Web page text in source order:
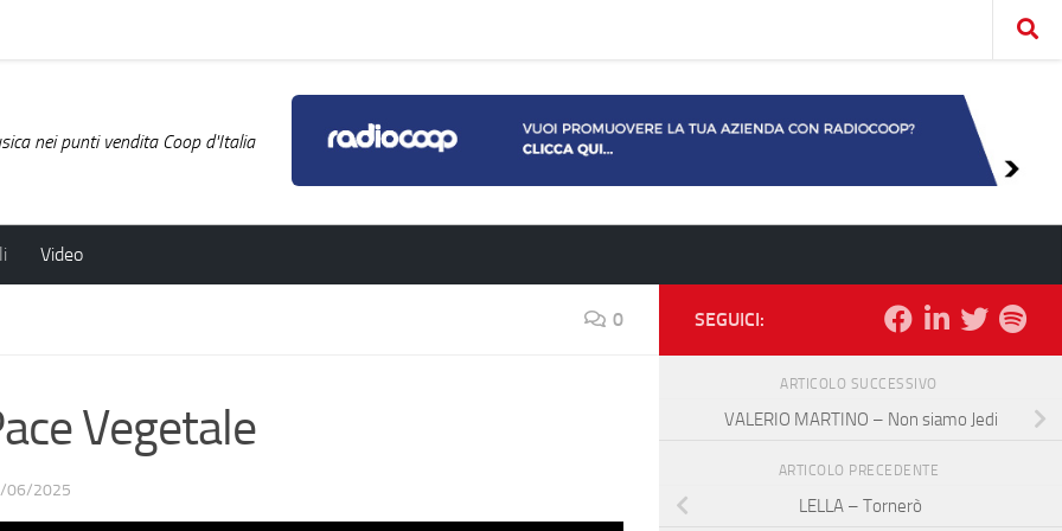
nei punti vendita Coop d'Italia
Video
0
Vegetale
06/2025
SEGUICI:
ARTICOLO SUCCESSIVO
VALERIO MARTINO – Non siamo Jedi
ARTICOLO PRECEDENTE
LELLA – Tornerò